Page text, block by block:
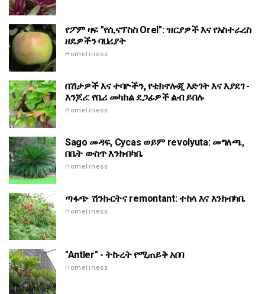
የፖም ዛፍ "የሲናፕስስ Orel": ዝርያዎች እና የአስተራረስ
ዘዴዎችን ባህሪያት
Homeliness
በሽታዎች እና ተባዮችን, የቴክኖሎጂ እድገት እና እያደገ -
እንጆሪ: የቤሪ መካከል ደጋፊዎች ልብ ይበሉ
Homeliness
Sago መዳፍ, Cycas ወይም revolyuta: መግለጫ,
በቤት ውስጥ እንክብካቤ
Homeliness
ጣፋጭ ሽንኩርትና remontant: ተከላ እና እንክብካቤ
Homeliness
"Antler" - ትኩረት የሚጠይቅ አበባ
Homeliness